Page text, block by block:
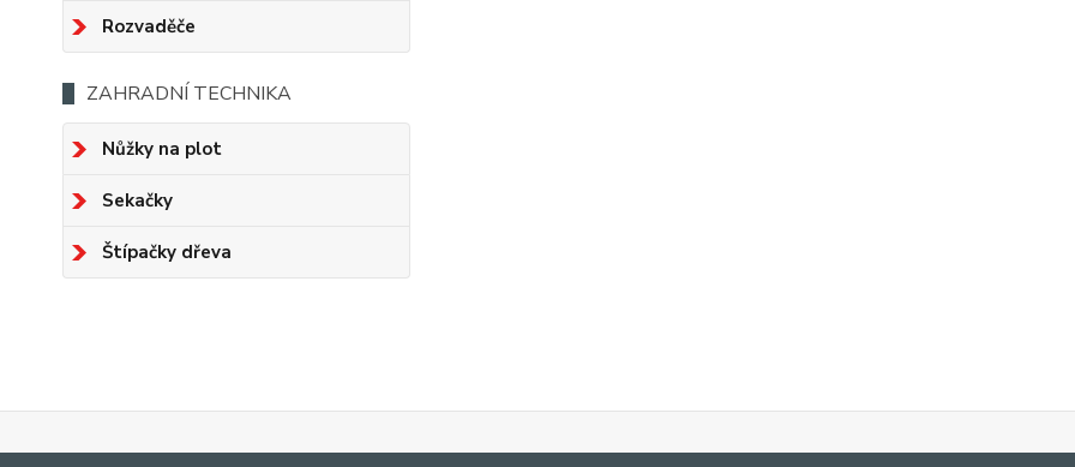
Rozvaděče
ZAHRADNÍ TECHNIKA
Nůžky na plot
Sekačky
Štípačky dřeva